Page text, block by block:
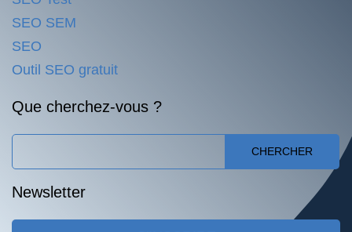
SEO SEM
SEO
Outil SEO gratuit
Que cherchez-vous ?
CHERCHER
Newsletter